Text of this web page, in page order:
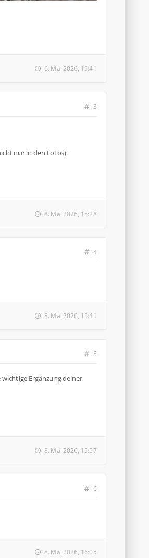
6. Mai 2026, 19:41
3
nur in den Fotos).
8. Mai 2026, 15:28
4
8. Mai 2026, 15:41
5
Ergänzung deiner
8. Mai 2026, 15:57
6
8. Mai 2026, 16:05